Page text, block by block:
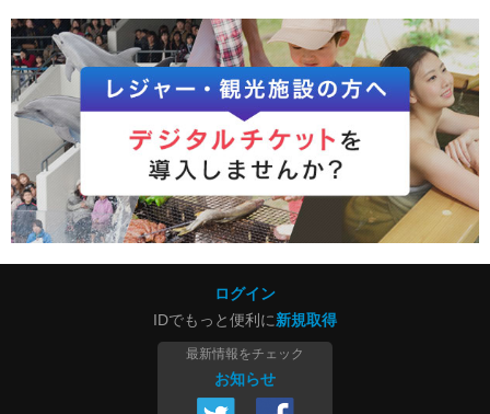
ログイン
IDでもっと便利に新規取得
最新情報をチェック
お知らせ